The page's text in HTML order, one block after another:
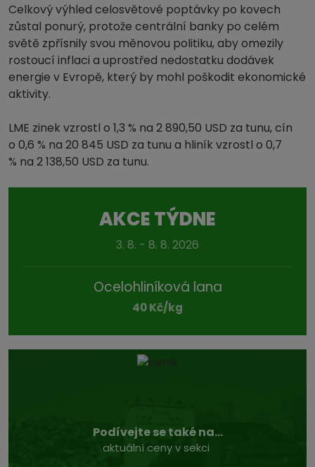
Celkový výhled celosvětové poptávky po kovech
zůstal ponurý, protože centrální banky po celém
světě zpřísnily svou měnovou politiku, aby omezily
rostoucí inflaci a uprostřed nedostatku dodávek
energie v Evropě, který by mohl poškodit ekonomické
aktivity.
LME zinek vzrostl o 1,3 % na 2 890,50 USD za tunu, cín
o 0,6 % na 20 845 USD za tunu a hliník vzrostl o 0,7
% na 2 138,50 USD za tunu.
AKCE TÝDNE
3. 8. - 8. 8. 2026
Ocelohliníková lana
40 Kč/kg
Podívejte se také na...
aktuální ceny v sekci